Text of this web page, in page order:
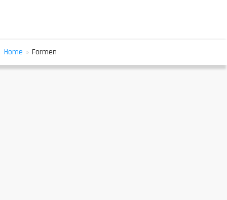
Home » Formen